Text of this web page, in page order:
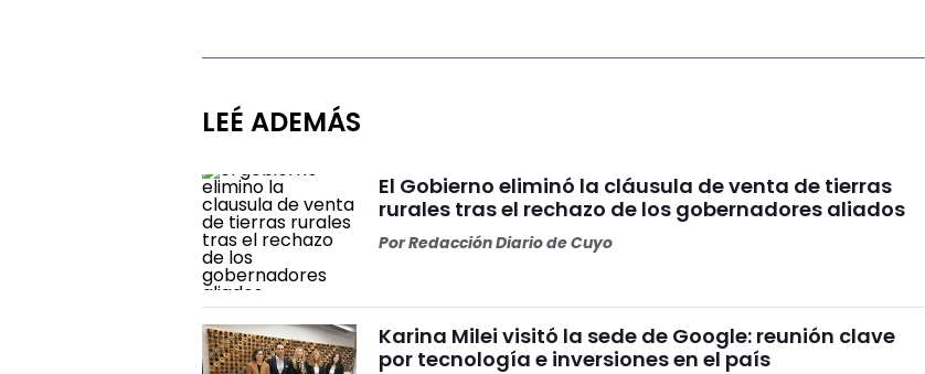
LEÉ ADEMÁS
El Gobierno eliminó la cláusula de venta de tierras
rurales tras el rechazo de los gobernadores aliados
PorRedacción Diario de Cuyo
Karina Milei visitó la sede de Google: reunión clave
por tecnología e inversiones en el país